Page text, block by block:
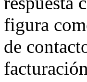
figura
de